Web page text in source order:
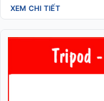
XEM CHI TIẾT